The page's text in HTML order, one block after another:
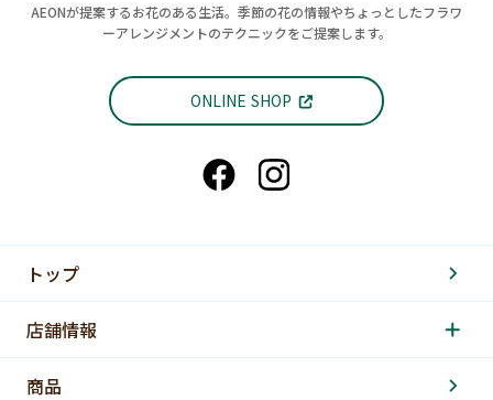
AEONが提案するお花のある生活。季節の花の情報やちょっとしたフラワ
ーアレンジメントのテクニックをご提案します。
ONLINE SHOP
トップ
店舗情報
商品